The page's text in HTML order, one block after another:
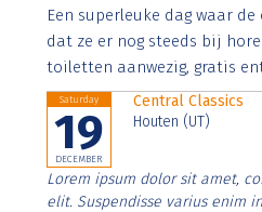
Aenean faucibus nibh et justo
imperdiet. Nunc ut sem vitae
Een superleuke dag waar
dat ze er nog steeds bij
toiletten aanwezig, gratis
Saturday
19
DECEMBER
Central Classics
Houten (UT)
Lorem ipsum dolor sit amet,
elit. Suspendisse varius enim